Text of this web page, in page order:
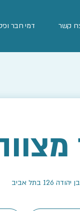
קשר דמי חבר
126 בתל אביב